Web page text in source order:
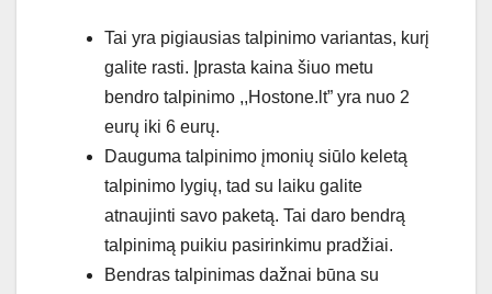
Tai yra pigiausias talpinimo variantas, kurį
galite rasti. Įprasta kaina šiuo metu
bendro talpinimo ,,Hostone.lt” yra nuo 2
eurų iki 6 eurų.
Dauguma talpinimo įmonių siūlo keletą
talpinimo lygių, tad su laiku galite
atnaujinti savo paketą. Tai daro bendrą
talpinimą puikiu pasirinkimu pradžiai.
Bendras talpinimas dažnai būna su